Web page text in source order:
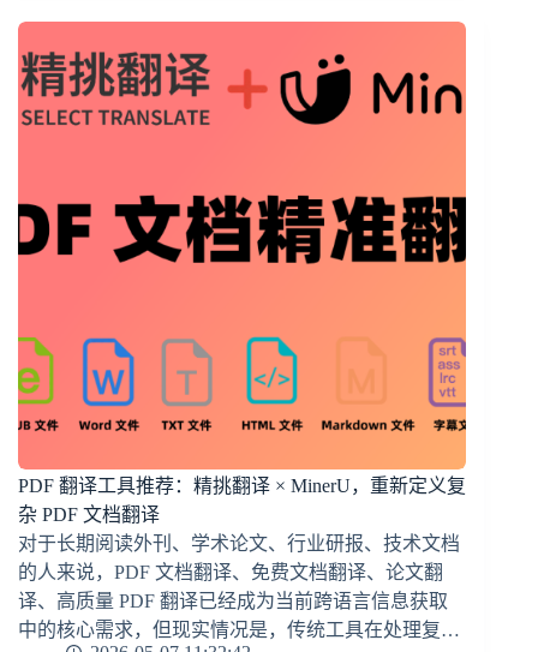
PDF 翻译工具推荐：精挑翻译 × MinerU，重新定义复
杂 PDF 文档翻译
对于长期阅读外刊、学术论文、行业研报、技术文档
的人来说，PDF 文档翻译、免费文档翻译、论文翻
译、高质量 PDF 翻译已经成为当前跨语言信息获取
中的核心需求，但现实情况是，传统工具在处理复…